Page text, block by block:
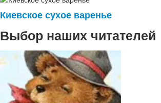
Киевское сухое варенье
Выбор наших читателей